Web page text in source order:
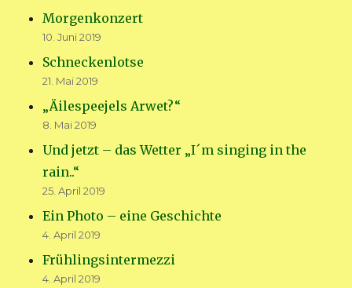
Morgenkonzert
10. Juni 2019
Schneckenlotse
21. Mai 2019
„Äilespeejels Arwet?“
8. Mai 2019
Und jetzt – das Wetter „I´m singing in the
rain..“
25. April 2019
Ein Photo – eine Geschichte
4. April 2019
Frühlingsintermezzi
4. April 2019